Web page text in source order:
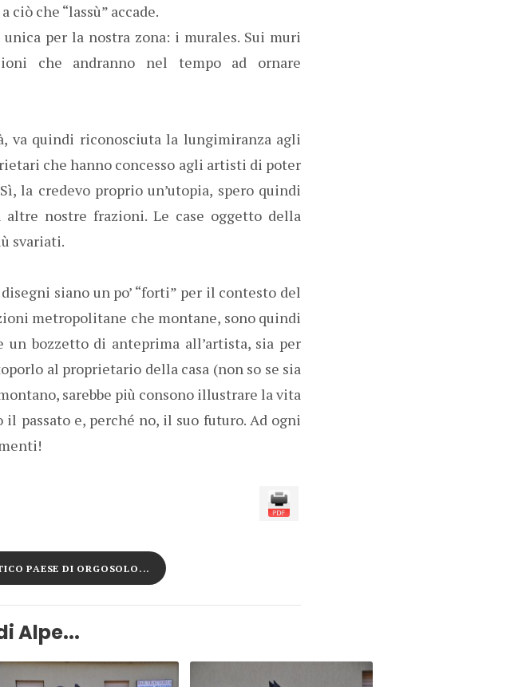
che “lassù” accade.
per la nostra zona: i murales. Sui muri
che andranno nel tempo ad ornare
va quindi riconosciuta la lungimiranza agli
che hanno concesso agli artisti di poter
la credevo proprio un’utopia, spero quindi
nostre frazioni. Le case oggetto della
svariati.
siano un po’ “forti” per il contesto del
metropolitane che montane, sono quindi
bozzetto di anteprima all’artista, sia per
al proprietario della casa (non so se sia
sarebbe più consono illustrare la vita
passato e, perché no, il suo futuro. Ad ogni
PAESE DI ORGOSOLO...
Alpe...